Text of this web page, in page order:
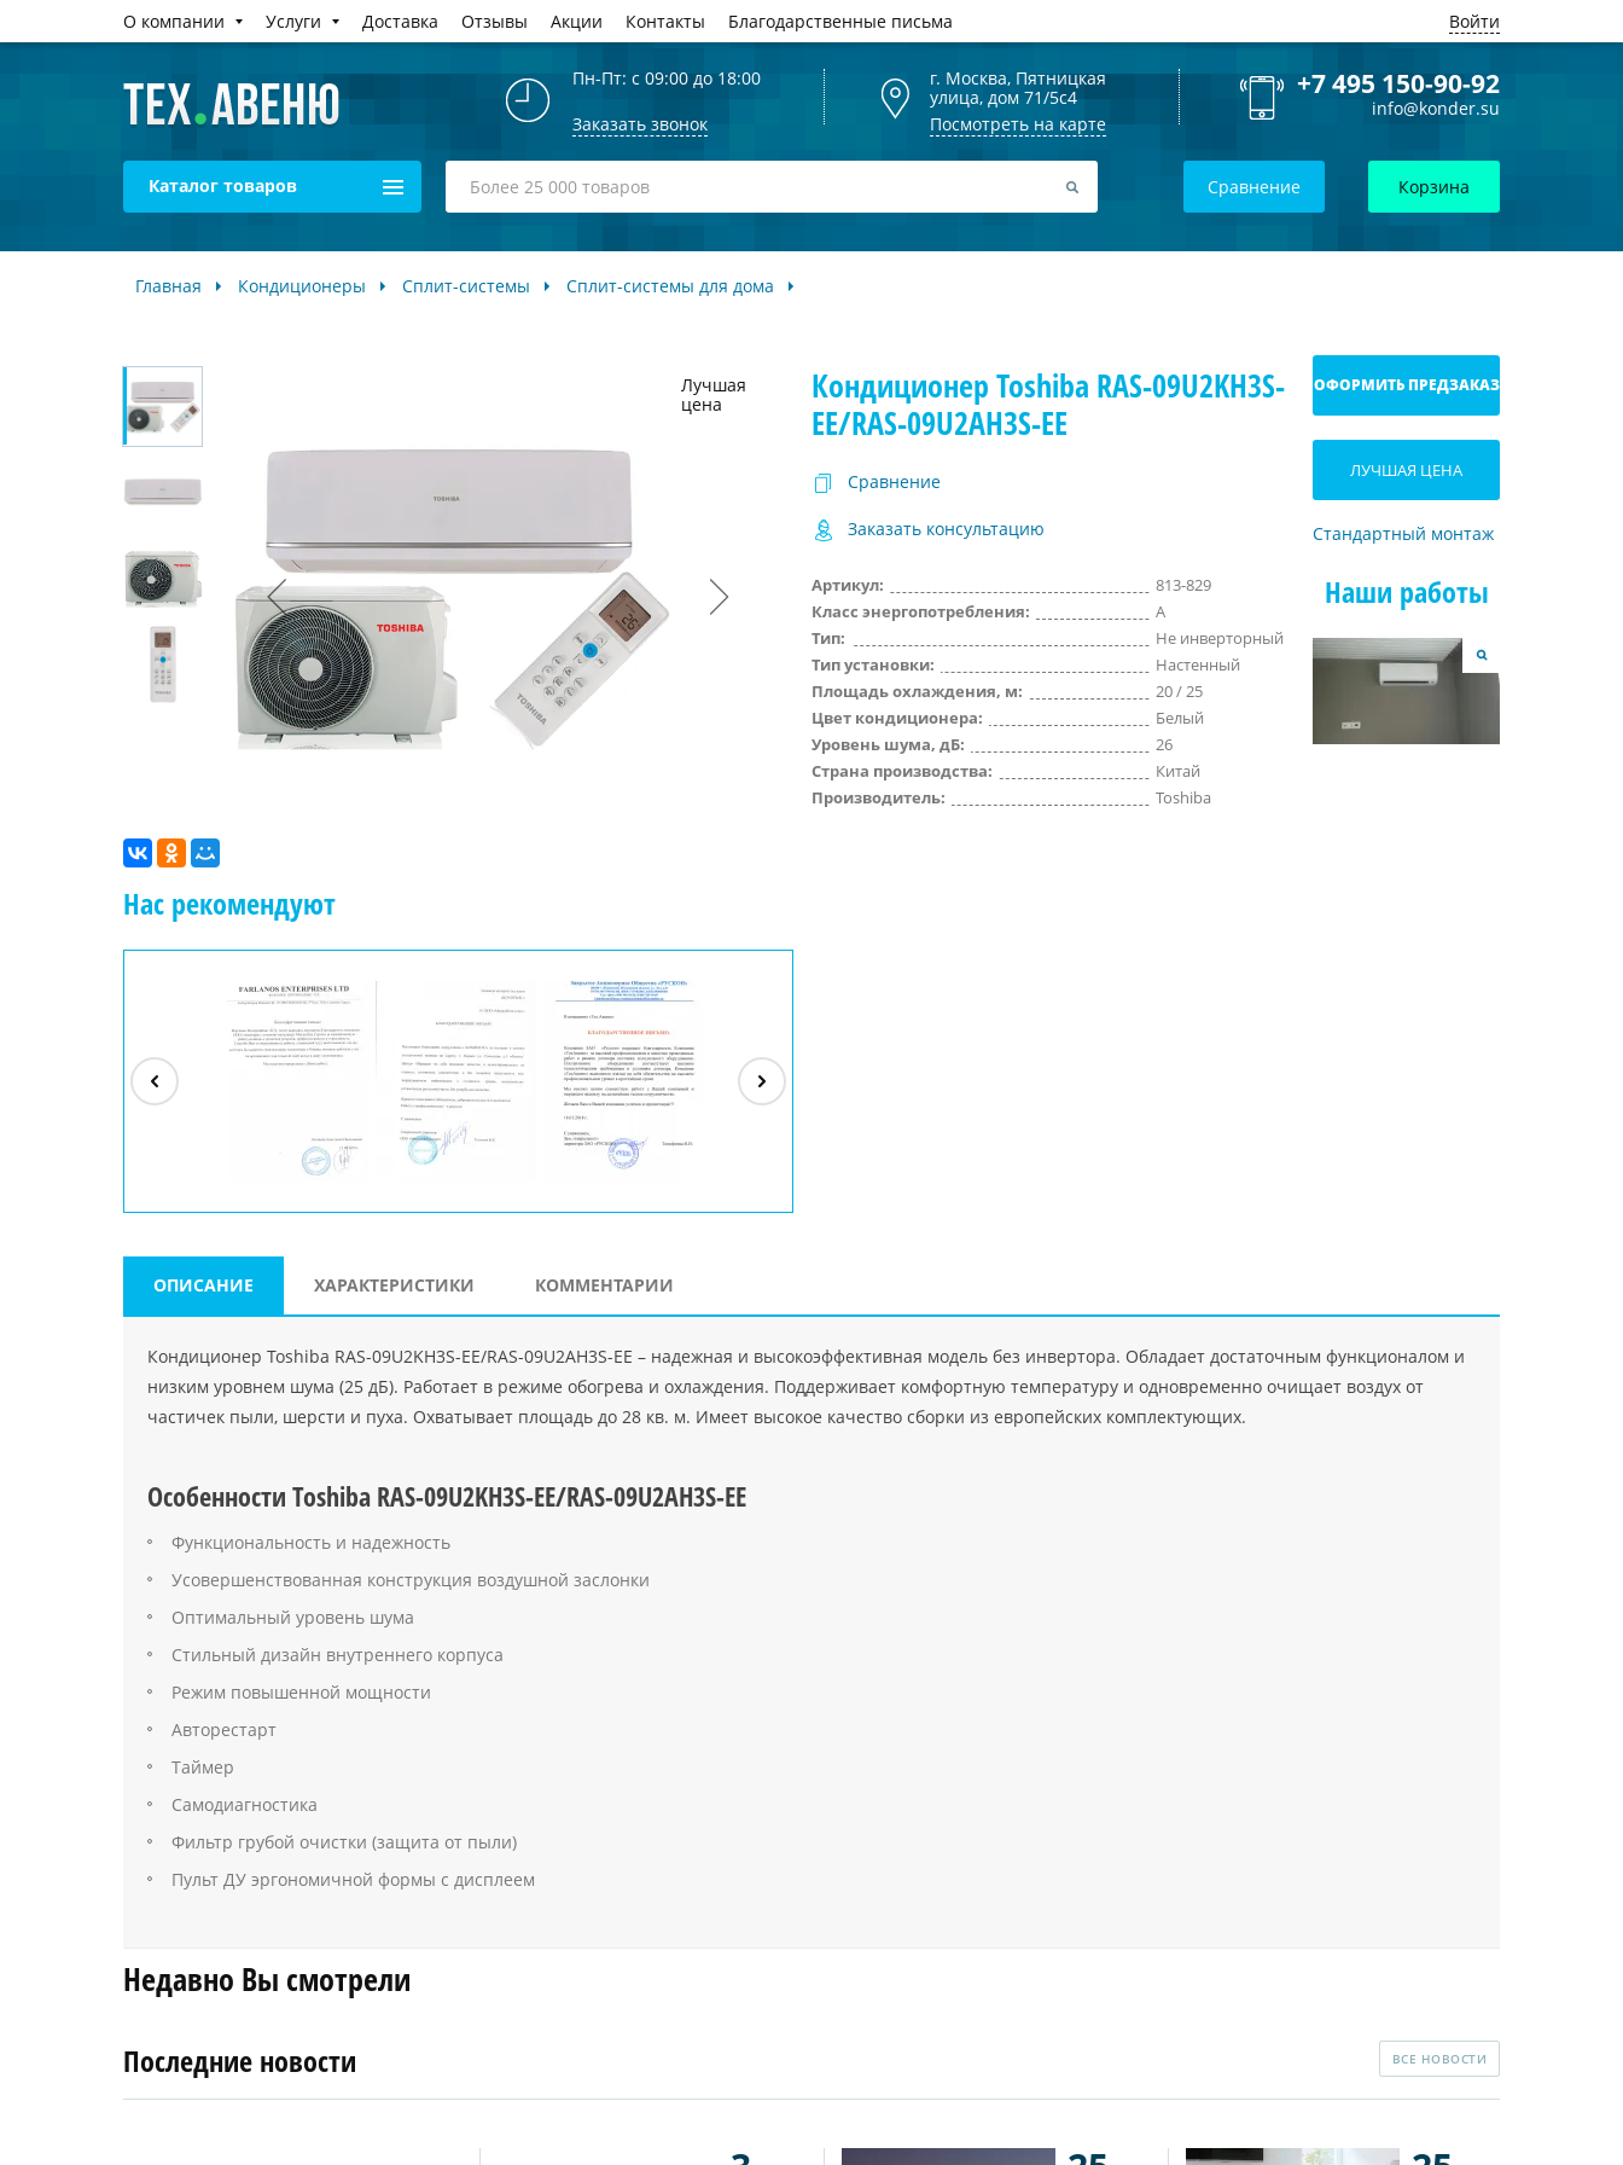
О компании Услуги Доставка Отзывы Акции Контакты Благодарственные письма Войти
Пн-Пт: с 09:00 до 18:00
Заказать звонок
г. Москва, Пятницкая
улица, дом 71/5с4
Посмотреть на карте
+7 495 150-90-92
info@konder.su
Каталог товаров Сравнение Корзина
Главная Кондиционеры Сплит-системы Сплит-системы для дома
Лучшая
цена
Нас рекомендуют
">
Код PHP ">
"МидасМеталлАрт" PHP ">
Код PHP ">
Кондиционер Toshiba RAS-09U2KH3S-
EE/RAS-09U2AH3S-EE
Сравнение
Заказать консультацию
Артикул:
813-829
Класс энергопотребления:
A
Тип:
Не инверторный
Тип установки:
Настенный
Площадь охлаждения, м:
20 / 25
Цвет кондиционера:
Белый
Уровень шума, дБ:
26
Страна производства:
Китай
Производитель:
Toshiba
ОФОРМИТЬ ПРЕДЗАКАЗ
ЛУЧШАЯ ЦЕНА
Стандартный монтаж
Наши работы
ОПИСАНИЕ ХАРАКТЕРИСТИКИ КОММЕНТАРИИ
Кондиционер Toshiba RAS-09U2KH3S-EE/RAS-09U2AH3S-EE – надежная и высокоэффективная модель без инвертора. Обладает достаточным функционалом и
низким уровнем шума (25 дБ). Работает в режиме обогрева и охлаждения. Поддерживает комфортную температуру и одновременно очищает воздух от
частичек пыли, шерсти и пуха. Охватывает площадь до 28 кв. м. Имеет высокое качество сборки из европейских комплектующих.
Особенности Toshiba RAS-09U2KH3S-EE/RAS-09U2AH3S-EE
Функциональность и надежность
Усовершенствованная конструкция воздушной заслонки
Оптимальный уровень шума
Стильный дизайн внутреннего корпуса
Режим повышенной мощности
Авторестарт
Таймер
Самодиагностика
Фильтр грубой очистки (защита от пыли)
Пульт ДУ эргономичной формы с дисплеем
Недавно Вы смотрели
Последние новости ВСЕ НОВОСТИ